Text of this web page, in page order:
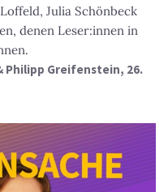
Julia Schönbeck
denen Leser:innen in
Philipp Greifenstein, 26.